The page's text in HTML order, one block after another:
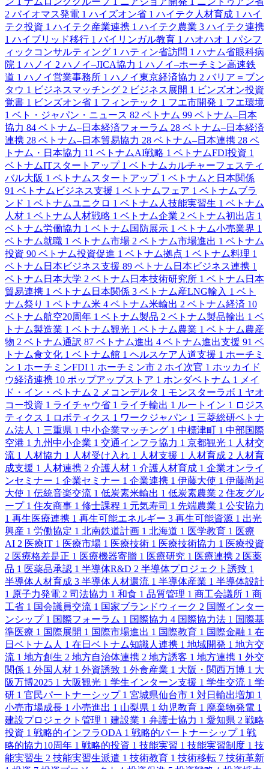
2 バイオマス発電 1 ハイズオン省 1 ハイテク人材育成 1 ハイ
テク投資 1 ハイテク産業連携 1 ハイテク農業 3 ハイテク連携
1 ハイブリッド移行 1 バイリンガル教育 1 ハオハオ 1 パシフ
ィックコンサルティング 1 ハティン省訪問 1 ハナム省眼科病
院 1 ハノイ 2 ハノイ–JICA協力 1 ハノイ–ホーチミン高速鉄
道 1 ハノイ営業事務所 1 ハノイ東京経済協力 2 バリア＝ブン
タウ 1 ビジネスマッチング 2 ビジネス展開 1 ビンズオン投資
覚書 1 ビンズオン省 1 フィンテック 1 フエ市開発 1 フエ環境
1 ベト・ジャパン・ニュース 82 ベトナム 99 ベトナム–日本
協力 84 ベトナム–日本経済フォーラム 28 ベトナム–日本経済
連携 28 ベトナム–日本貿易協力 28 ベトナム–日本連携 28 ベ
トナム・日本協力 11 ベトナムAI戦略 1 ベトナムFDI投資 1
ベトナムITスタートアップ 1 ベトナムカルチャーフェスティ
バル大阪 1 ベトナムスタートアップ 1 ベトナムと日本関係
91 ベトナムビジネス支援 1 ベトナムフェア 1 ベトナムブラ
ンド 1 ベトナムユニクロ 1 ベトナム人技能実習生 1 ベトナム
人材 1 ベトナム人材戦略 1 ベトナム企業 2 ベトナム初出店 1
ベトナム労働協力 1 ベトナム国防展示 1 ベトナム小売業界 1
ベトナム就職 1 ベトナム市場 2 ベトナム市場進出 1 ベトナム
投資 90 ベトナム投資促進 1 ベトナム拠点 1 ベトナム料理 1
ベトナム日本ビジネス支援 89 ベトナム日本ビジネス連携 1
ベトナム日本大学 2 ベトナム日本技術研究所 1 ベトナム日本
貿易連携 1 ベトナム日本関係 3 ベトナム産LNG輸入 1 ベト
ナム祭り 1 ベトナム米 4 ベトナム米輸出 2 ベトナム経済 10
ベトナム航空20周年 1 ベトナム製品 2 ベトナム製品輸出 1 ベ
トナム製造業 1 ベトナム観光 1 ベトナム農業 1 ベトナム農産
物 2 ベトナム通訳 87 ベトナム進出 4 ベトナム進出支援 91 ベ
トナム食文化 1 ベトナム館 1 ヘルスケア人道支援 1 ホーチミ
ン 1 ホーチミンFDI 1 ホーチミン市 2 ホイ次官 1 ホッカイド
ウ経済連携 10 ポップアップストア 1 ホンダベトナム 1
メイ
ド・イン・ベトナム 2 メコンデルタ 1 モンスターラボ 1 ヤオ
コー投資 1 ライチャウ省 1 ライチ輸出 1 ルートイン 1 ロジス
ティクス 1 ロボティクス 1 ワークジャパン 1 三菱総研ベトナ
ム法人 1 三重県 1 中小企業マッチング 1 中標津町 1 中部国際
空港 1 九州中小企業 1 交通インフラ協力 1 京都観光 1 人材交
流 1 人材協力 1 人材受け入れ 1 人材支援 1 人材育成 2 人材育
成支援 1 人材連携 2 介護人材 1 介護人材育成 1 企業オンライ
ンセミナー 1 企業セミナー 1 企業連携 1 伊藤大使 1 伊藤尚起
大使 1 伝統音楽交流 1 低炭素米輸出 1 低炭素農業 2 住友グル
ープ 1 住友商事 1 修士課程 1 元気寿司 1 先端農業 1 公安協力
1 再生医療連携 1 再生可能エネルギー 3 再生可能資源 1 出光
興産 1 労働協定 1 北南鉄道計画 1 北海道 1 医学教育 1 医療
AI 2 医療IT 1 医療市場 1 医療技術 1 医療技術協力 1 医療投資
2 医療格差是正 1 医療機器寄贈 1 医療研究 1 医療連携 2 医薬
品 1 医薬品承認 1 半導体R&D 2 半導体プロジェクト誘致 1
半導体人材育成 3 半導体人材還流 1 半導体産業 1 半導体設計
1 原子力発電 2 司法協力 1 和食 1 品質管理 1 商工会議所 1 商
工省 1 国会議員交流 1 国家ブランドウィーク 2 国際インター
ンシップ 1 国際フォーラム 1 国際協力 4 国際協力法 1 国際基
準医療 1 国際展開 1 国際市場進出 1 国際教育 1 国際金融 1 在
日ベトナム人 1 在日ベトナム知識人連携 1 地域開発 1 地方交
流 1 地方創生 2 地方自治体連携 2 地方誘客 1 地方連携 1 外交
関係 1 外国人材 1 外資誘致 1 外食産業 1 大阪・関西万博 1 大
阪万博2025 1 大阪観光 1 学生インターン支援 1 学生交流 1 学
研 1 官民パートナーシップ 1 宮城県仙台市 1 対日輸出増加 1
小売市場成長 1 小売進出 1 山梨県 1 幼児教育 1 廃棄物発電 1
建設プロジェクト管理 1 建設業 1 弁護士協力 1 愛知県 2 戦略
投資 1 戦略的インフラODA 1 戦略的パートナーシップ 1 戦
略的協力10周年 1 戦略的投資 1 技能実習 1 技能実習制度 1 技
能実習生 2 技能実習生派遣 1 技術教育 1 技術移転 7 技術革新